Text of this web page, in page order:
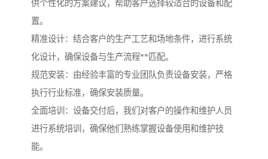
供个性化的方案建议，帮助客户选择较适合的设备和配
置。
精准设计：结合客户的生产工艺和场地条件，进行系统
化设计，确保设备与生产流程**匹配。
规范安装：由经验丰富的专业团队负责设备安装，严格
执行行业标准，确保安装质量。
全面培训：设备交付后，我们对客户的操作和维护人员
进行系统培训，确保他们熟练掌握设备使用和维护技
能。